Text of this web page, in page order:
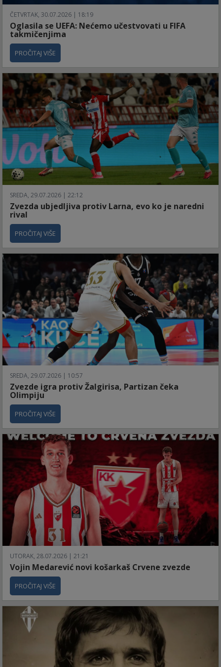
ČETVRTAK, 30.07.2026 | 18:19
Oglasila se UEFA: Nećemo učestvovati u FIFA
takmičenjima
PROČITAJ VIŠE
SREDA, 29.07.2026 | 22:12
Zvezda ubjedljiva protiv Larna, evo ko je naredni
rival
PROČITAJ VIŠE
SREDA, 29.07.2026 | 10:57
Zvezde igra protiv Žalgirisa, Partizan čeka
Olimpiju
PROČITAJ VIŠE
UTORAK, 28.07.2026 | 21:21
Vojin Medarević novi košarkaš Crvene zvezde
PROČITAJ VIŠE